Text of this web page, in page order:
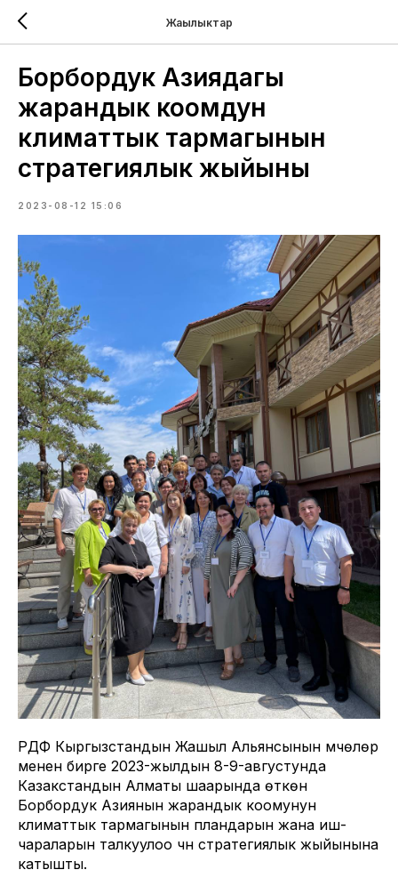
Жаңылыктар
Борбордук Азиядагы
жарандык коомдун
климаттык тармагынын
стратегиялык жыйыны
2023-08-12 15:06
РДФ Кыргызстандын Жашыл Альянсынын мүчөлөрү
менен бирге 2023-жылдын 8-9-августунда
Казакстандын Алматы шаарында өткөн
Борбордук Азиянын жарандык коомунун
климаттык тармагынын пландарын жана иш-
чараларын талкуулоо үчүн стратегиялык жыйынына
катышты.